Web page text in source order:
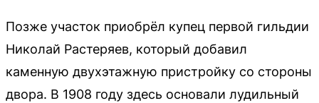
Позже участок приобрёл купец первой гильдии
Николай Растеряев, который добавил
каменную двухэтажную пристройку со стороны
двора. В 1908 году здесь основали лудильный